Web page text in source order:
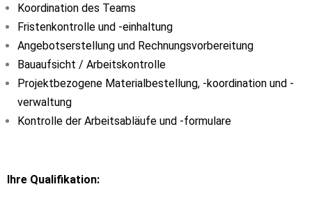
Koordination des Teams
Fristenkontrolle und -einhaltung
Angebotserstellung und Rechnungsvorbereitung
Bauaufsicht / Arbeitskontrolle
Projektbezogene Materialbestellung, -koordination und -
verwaltung
Kontrolle der Arbeitsabläufe und -formulare
Ihre Qualifikation: